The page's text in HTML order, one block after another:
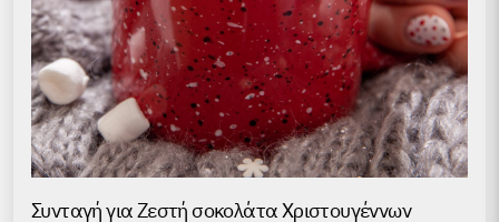
Συνταγή για Ζεστή σοκολάτα Χριστουγέννων